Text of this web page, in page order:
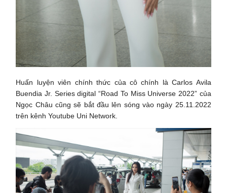
Huấn luyện viên chính thức của cô chính là Carlos Avila
Buendia Jr. Series digital “Road To Miss Universe 2022” của
Ngọc Châu cũng sẽ bắt đầu lên sóng vào ngày 25.11.2022
trên kênh Youtube Uni Network.